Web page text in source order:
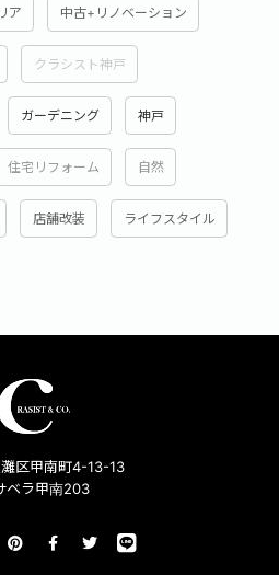
ア 中古+リノベーション
クラシスト神戸
ガーデニング 神戸
住宅リフォーム 自然
店舗改装 ライフスタイル
区甲南町4-13-13
ベラ甲南203